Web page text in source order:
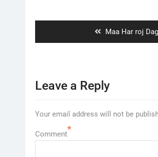
Previous
post:
Maa Har roj
Leave a Reply
Your email address will not be
Comment*